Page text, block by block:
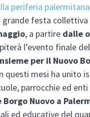
periferia palermitana
grande festa collettiva
, a partire dalle
l’evento finale
per il Nuovo
questi mesi ha unito
parrocchie ed
Nuovo a
ed educative del